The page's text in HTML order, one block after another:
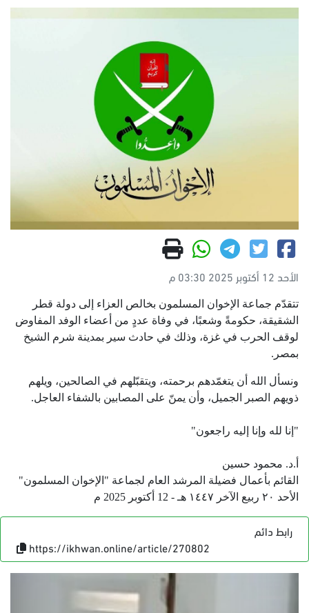
الأحد 12 أكتوبر 2025 03:30 م
تتقدّم جماعة الإخوان المسلمون بخالص العزاء إلى دولة قطر
الشقيقة، حكومةً وشعبًا، في وفاة عددٍ من أعضاء الوفد المفاوض
لوقف الحرب في غزة، وذلك في حادث سير بمدينة شرم الشيخ
بمصر.
ونسأل الله أن يتغمّدهم برحمته، ويتقبّلهم في الصالحين، ويلهم
ذويهم الصبر الجميل، وأن يمنّ على المصابين بالشفاء العاجل.
"إنا لله وإنا إليه راجعون"
أ.د. محمود حسين
القائم بأعمال فضيلة المرشد العام لجماعة "الإخوان المسلمون"
الأحد ٢٠ ربيع الآخر ١٤٤٧ هـ - 12 أكتوبر 2025 م
رابط دائم
https://ikhwan.online/article/270802